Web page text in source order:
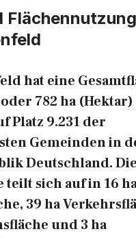
hat eine
oder 782 ha
Platz 9.231 der
Gemeinden in
Deutschland. Die
teilt sich auf in 16
39 ha
und 3 ha